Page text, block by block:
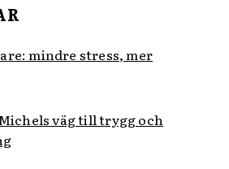
mindre stress, mer
väg till trygg och